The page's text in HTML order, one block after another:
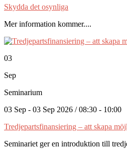
Skydda det osynliga
Mer information kommer....
03
Sep
Seminarium
03 Sep - 03 Sep 2026 / 08:30 - 10:00
Tredjepartsfinansiering – att skapa
Seminariet ger en introduktion till